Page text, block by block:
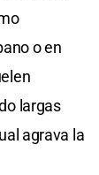
o en
largas
agrava la